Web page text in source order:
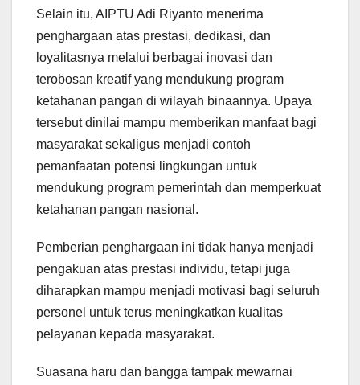
Selain itu, AIPTU Adi Riyanto menerima
penghargaan atas prestasi, dedikasi, dan
loyalitasnya melalui berbagai inovasi dan
terobosan kreatif yang mendukung program
ketahanan pangan di wilayah binaannya. Upaya
tersebut dinilai mampu memberikan manfaat bagi
masyarakat sekaligus menjadi contoh
pemanfaatan potensi lingkungan untuk
mendukung program pemerintah dan memperkuat
ketahanan pangan nasional.
Pemberian penghargaan ini tidak hanya menjadi
pengakuan atas prestasi individu, tetapi juga
diharapkan mampu menjadi motivasi bagi seluruh
personel untuk terus meningkatkan kualitas
pelayanan kepada masyarakat.
Suasana haru dan bangga tampak mewarnai